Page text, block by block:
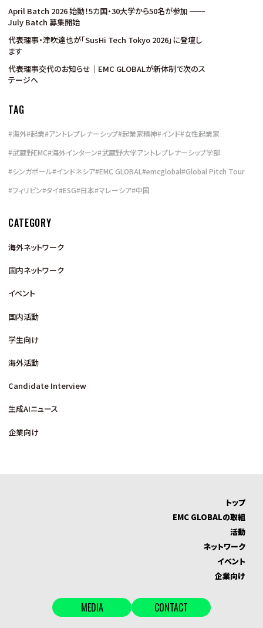
April Batch 2026 始動！5カ国・30大学から50名が参加 ──
July Batch 募集開始
代表理事・津吹達也が「SusHi Tech Tokyo 2026」に登壇し
ます
代表理事交代のお知らせ｜EMC GLOBALが新体制で次のス
テージへ
TAG
#海外#起業#アントレプレナーシップ#起業家精神#インド#女性起業家
#武蔵野EMC#海外インターン#武蔵野大学アントレプレナーシップ学部
#シンガポール#インドネシア#EMC GLOBAL#emcglobal#Global Pitch Tour
#フィリピン#タイ#ESG#日本#マレーシア#中国
CATEGORY
海外ネットワーク
国内ネットワーク
イベント
国内活動
学生向け
海外活動
Candidate Interview
生成AIニュース
企業向け
トップ
EMC GLOBALの取組
活動
ネットワーク
イベント
企業向け
MEDIA CONTACT